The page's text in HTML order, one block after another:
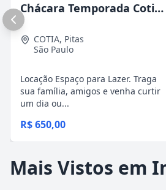
Chácara Temporada Cotia/Itapevi
COTIA, Pitas
São Paulo
Locação Espaço para Lazer. Traga
sua família, amigos e venha curtir
um dia ou...
R$ 650,00
Mais Vistos em